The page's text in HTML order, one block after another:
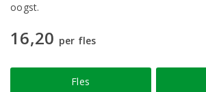
oogst.
16,20 per fles
Fles